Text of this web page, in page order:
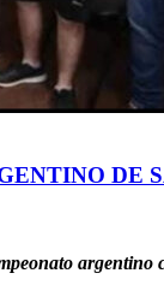
DE